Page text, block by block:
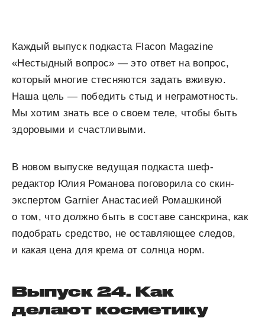
Каждый выпуск подкаста Flacon Magazine
«Нестыдный вопрос» — это ответ на вопрос,
который многие стесняются задать вживую.
Наша цель — победить стыд и неграмотность.
Мы хотим знать все о своем теле, чтобы быть
здоровыми и счастливыми.
В новом выпуске ведущая подкаста шеф-
редактор Юлия Романова поговорила со скин-
экспертом Garnier Анастасией Ромашкиной
о том, что должно быть в составе санскрина, как
подобрать средство, не оставляющее следов,
и какая цена для крема от солнца норм.
Выпуск 24. Как
делают косметику